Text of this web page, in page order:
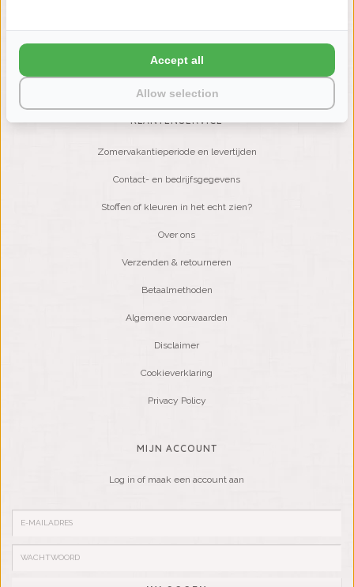
KLANTENSERVICE
Zomervakantieperiode en levertijden
Contact- en bedrijfsgegevens
Stoffen of kleuren in het echt zien?
Over ons
Verzenden & retourneren
Betaalmethoden
Algemene voorwaarden
Disclaimer
Cookieverklaring
Privacy Policy
MIJN ACCOUNT
Log in of maak een account aan
Allow selection
Accept all